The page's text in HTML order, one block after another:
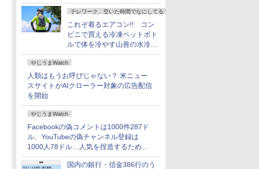
テレワーク、空いた時間でなにしてる？
これぞ着るエアコン!! コン
ビニで買える冷凍ペットボト
ルで体を冷やす山善の水冷ベ
ストがロードバイクにちょう
どいい【ぼっち・ざ・ろー
ど！その14】
やじうまWatch
人類はもうお呼びじゃない？ 米ニュー
スサイトがAIクローラー対象の広告配信
を開始
やじうまWatch
Facebookの偽コメントは1000件287ド
ル、YouTubeの偽チャンネル登録は
1000人78ドル…人気を捏造するための
価格リストが公開中
国内の銀行・信金386行のう